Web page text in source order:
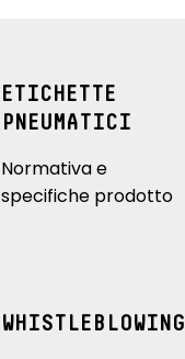
ETICHETTE
PNEUMATICI
Normativa e
specifiche prodotto
WHISTLEBLOWING